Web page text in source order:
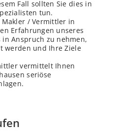
Fall sollten Sie dies in
tun.
/ Vermittler in
Erfahrungen unseres
Anspruch zu nehmen,
werden und Ihre Ziele
vermittelt Ihnen
seriöse